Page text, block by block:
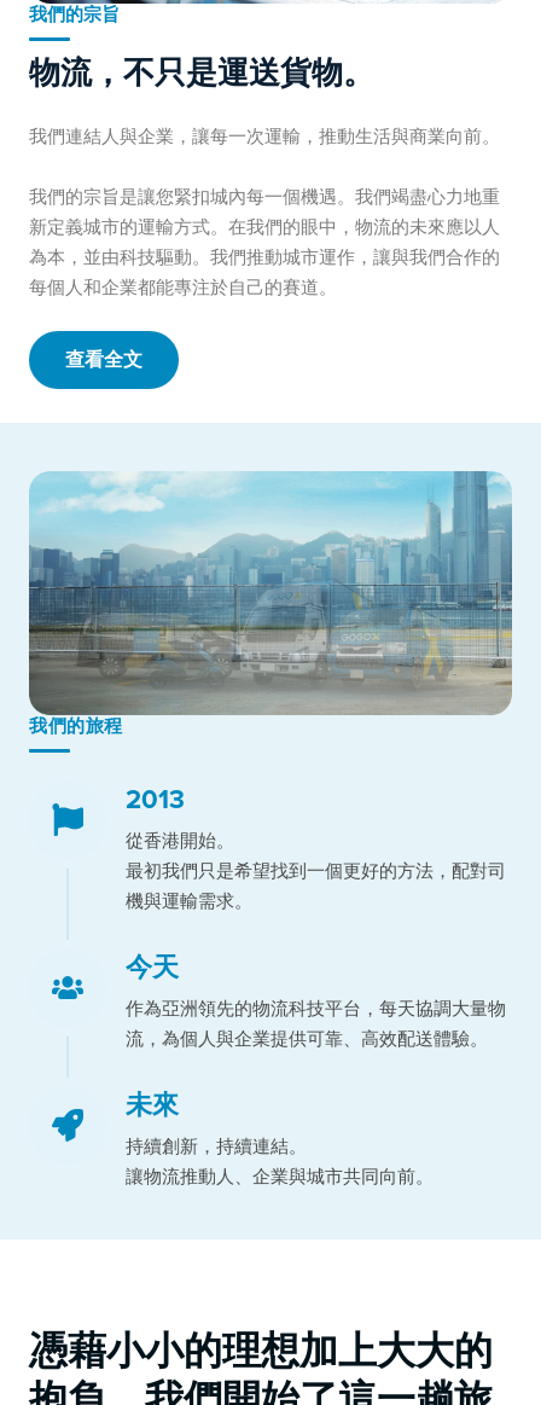
我們的宗旨
物流，不只是運送貨物。
我們連結人與企業，讓每一次運輸，推動生活與商業向前。
我們的宗旨是讓您緊扣城內每一個機遇。我們竭盡心力地重
新定義城市的運輸方式。在我們的眼中，物流的未來應以人
為本，並由科技驅動。我們推動城市運作，讓與我們合作的
每個人和企業都能專注於自己的賽道。
查看全文
我們的旅程
2013
從香港開始。
最初我們只是希望找到一個更好的方法，配對司
機與運輸需求。
今天
作為亞洲領先的物流科技平台，每天協調大量物
流，為個人與企業提供可靠、高效配送體驗。
未來
持續創新，持續連結。
讓物流推動人、企業與城市共同向前。
憑藉小小的理想加上大大的